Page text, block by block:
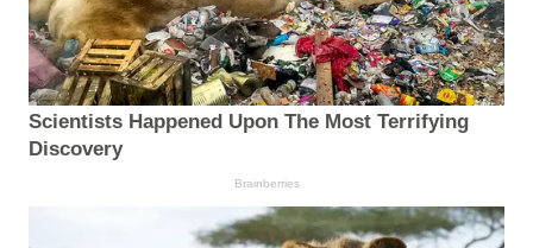
Scientists Happened Upon The Most Terrifying
Discovery
Brainberries